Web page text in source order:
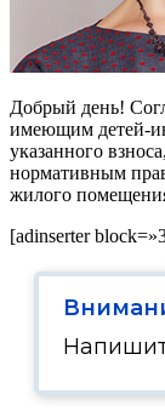
Добрый день!
имеющим детей-
указанного
нормативным
жилого
[adinserter